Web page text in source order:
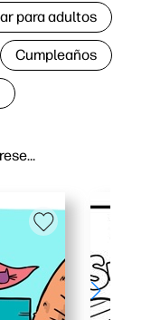
para adultos
Cumpleaños